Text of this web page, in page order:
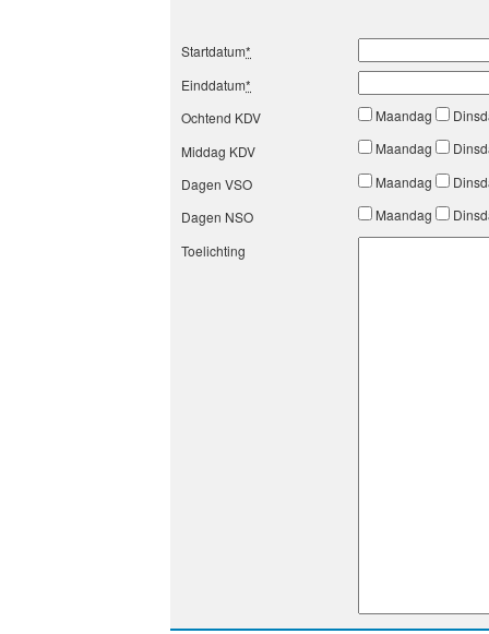
Startdatum*
Einddatum*
Ochtend KDV
Maandag
Middag KDV
Maandag
Dagen VSO
Maandag
Dagen NSO
Maandag
Toelichting